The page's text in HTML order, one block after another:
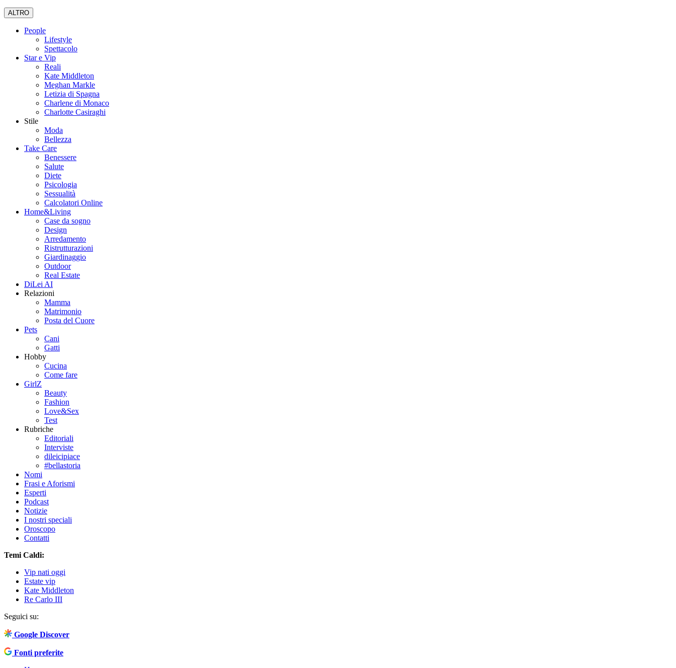
ALTRO
People
Lifestyle
Spettacolo
Star e Vip
Reali
Kate Middleton
Meghan Markle
Letizia di Spagna
Charlene di Monaco
Charlotte Casiraghi
Stile
Moda
Bellezza
Take Care
Benessere
Salute
Diete
Psicologia
Sessualità
Calcolatori Online
Home&Living
Case da sogno
Design
Arredamento
Ristrutturazioni
Giardinaggio
Outdoor
Real Estate
DiLei AI
Relazioni
Mamma
Matrimonio
Posta del Cuore
Pets
Cani
Gatti
Hobby
Cucina
Come fare
GirlZ
Beauty
Fashion
Love&Sex
Test
Rubriche
Editoriali
Interviste
dileicipiace
#bellastoria
Nomi
Frasi e Aforismi
Esperti
Podcast
Notizie
I nostri speciali
Oroscopo
Contatti
Temi Caldi:
Vip nati oggi
Estate vip
Kate Middleton
Re Carlo III
Seguici su:
Google Discover
Fonti preferite